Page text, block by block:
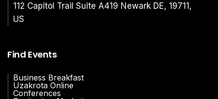
112 Capitol Trail Suite A419 Newark DE, 19711,
US
Find Events
Business Breakfast
Uzakrota Online
Conferences